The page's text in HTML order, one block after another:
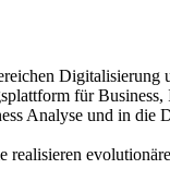
für Business,
Analyse und in